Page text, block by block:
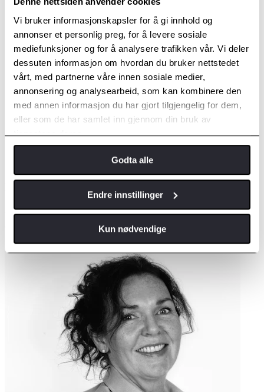
Vi bruker informasjonskapsler for å gi innhold og
annonser et personlig preg, for å levere sosiale
mediefunksjoner og for å analysere trafikken vår. Vi deler
dessuten informasjon om hvordan du bruker nettstedet
vårt, med partnerne våre innen sosiale medier,
annonsering og analysearbeid, som kan kombinere den
med annen informasjon du har gjort tilgjengelig for dem,
eller som de har samlet inn gjennom din bruk av
tjenestene deres.
Godta alle
Endre innstillinger
Kun nødvendige
Daglig leder
E-post: eirik.eknes@eknes.toyota.no